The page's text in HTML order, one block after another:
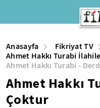
Anasayfa
Fikriyat TV
Ahmet Hakkı Turabi
Ahmet Hakkı Turabi -
Ahmet Hakkı
Çoktur